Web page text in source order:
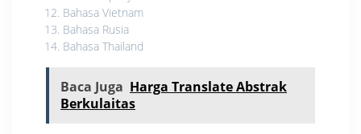
Bahasa Vietnam
Bahasa Rusia
Bahasa Thailand
Baca Juga Harga Translate Abstrak
Berkulaitas